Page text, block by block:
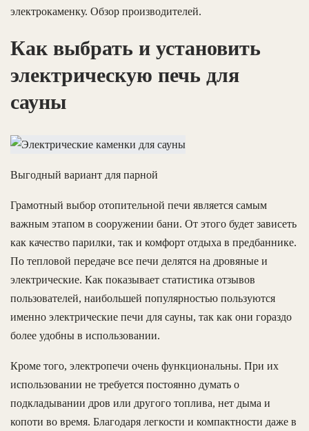
электрокаменку. Обзор производителей.
Как выбрать и установить
электрическую печь для
сауны
Выгодный вариант для парной
Грамотный выбор отопительной печи является самым
важным этапом в сооружении бани. От этого будет зависеть
как качество парилки, так и комфорт отдыха в предбаннике.
По тепловой передаче все печи делятся на дровяные и
электрические. Как показывает статистика отзывов
пользователей, наибольшей популярностью пользуются
именно электрические печи для сауны, так как они гораздо
более удобны в использовании.
Кроме того, электропечи очень функциональны. При их
использовании не требуется постоянно думать о
подкладывании дров или другого топлива, нет дыма и
копоти во время. Благодаря легкости и компактности даже в